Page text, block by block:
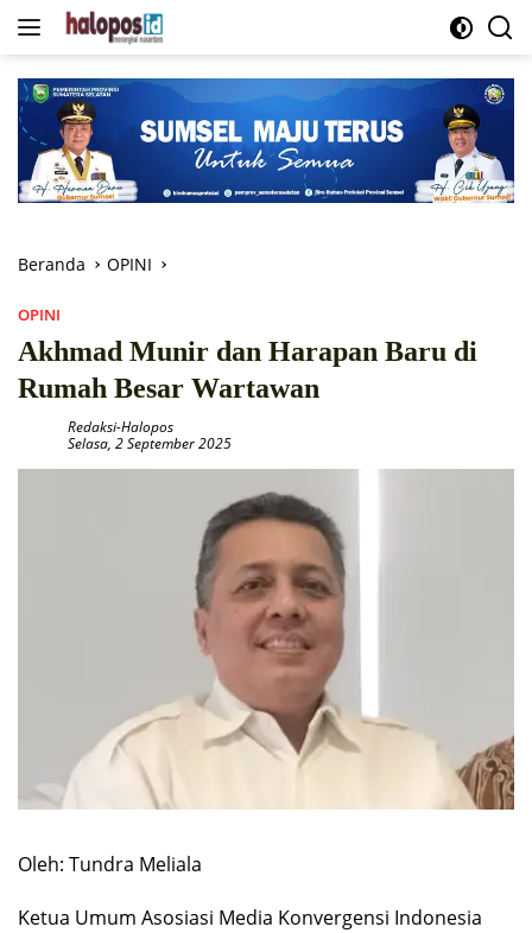
Langsung
Beranda OPINI
OPINI
Akhmad Munir dan Harapan Baru di
Rumah Besar Wartawan
Redaksi-Halopos
Selasa, 2 September 2025
Oleh: Tundra Meliala
Ketua Umum Asosiasi Media Konvergensi Indonesia